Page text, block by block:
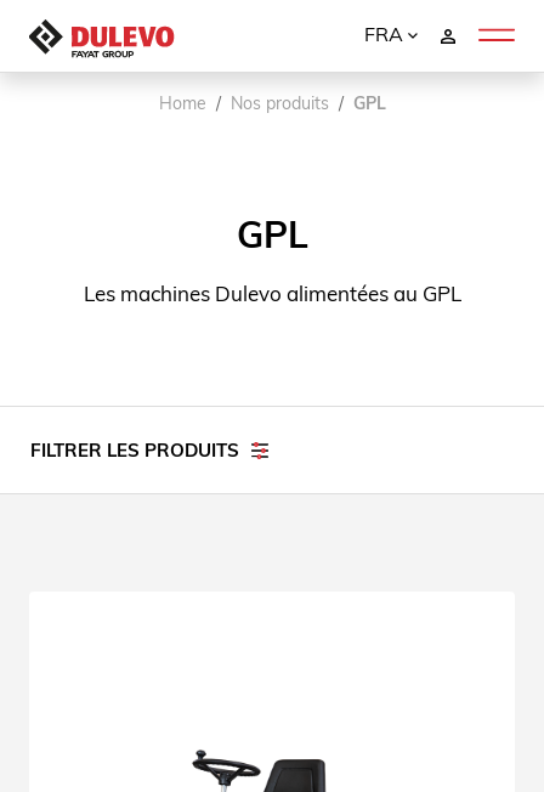
FRA
Home Nos produits GPL
GPL
Les machines Dulevo alimentées au GPL
FILTRER LES PRODUITS